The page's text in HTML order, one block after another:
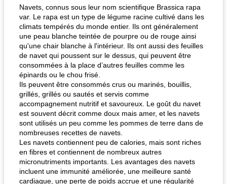
Navets, connus sous leur nom scientifique Brassica rapa
var. Le rapa est un type de légume racine cultivé dans les
climats tempérés du monde entier. Ils ont généralement
une peau blanche teintée de pourpre ou de rouge ainsi
qu'une chair blanche à l'intérieur. Ils ont aussi des feuilles
de navet qui poussent sur le dessus, qui peuvent être
consommées à la place d’autres feuilles comme les
épinards ou le chou frisé.
Ils peuvent être consommés crus ou marinés, bouillis,
grillés, grillés ou sautés et servis comme
accompagnement nutritif et savoureux. Le goût du navet
est souvent décrit comme doux mais amer, et les navets
sont utilisés un peu comme les pommes de terre dans de
nombreuses recettes de navets.
Les navets contiennent peu de calories, mais sont riches
en fibres et contiennent de nombreux autres
micronutriments importants. Les avantages des navets
incluent une immunité améliorée, une meilleure santé
cardiaque, une perte de poids accrue et une régularité